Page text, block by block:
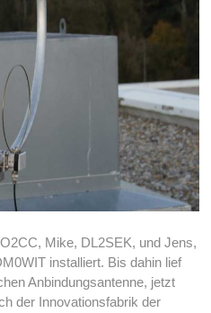
Mike, DL2SEK, und Jens,
installiert. Bis dahin lief
Anbindungsantenne, jetzt
der Innovationsfabrik der